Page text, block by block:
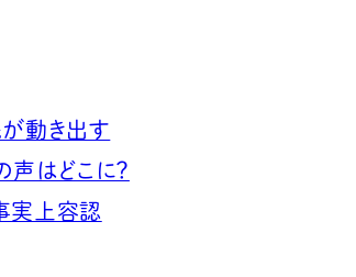
が動き出す
はどこに？
実上容認